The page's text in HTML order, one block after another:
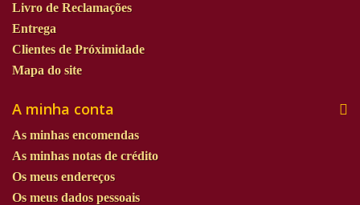
Livro de Reclamações
Entrega
Clientes de Próximidade
Mapa do site
A minha conta
As minhas encomendas
As minhas notas de crédito
Os meus endereços
Os meus dados pessoais